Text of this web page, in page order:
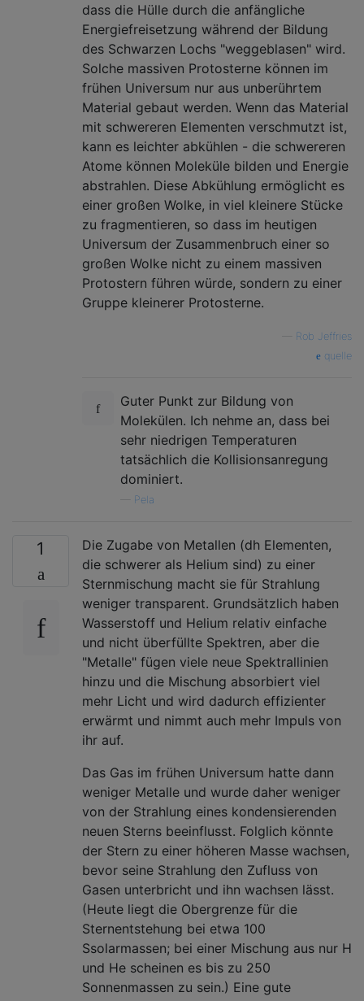
dass die Hülle durch die anfängliche
Energiefreisetzung während der Bildung
des Schwarzen Lochs "weggeblasen" wird.
Solche massiven Protosterne können im
frühen Universum nur aus unberührtem
Material gebaut werden. Wenn das Material
mit schwereren Elementen verschmutzt ist,
kann es leichter abkühlen - die schwereren
Atome können Moleküle bilden und Energie
abstrahlen. Diese Abkühlung ermöglicht es
einer großen Wolke, in viel kleinere Stücke
zu fragmentieren, so dass im heutigen
Universum der Zusammenbruch einer so
großen Wolke nicht zu einem massiven
Protostern führen würde, sondern zu einer
Gruppe kleinerer Protosterne.
Rob Jeffries
quelle
Guter Punkt zur Bildung von
Molekülen. Ich nehme an, dass bei
sehr niedrigen Temperaturen
tatsächlich die Kollisionsanregung
dominiert.
Pela
1
Die Zugabe von Metallen (dh Elementen,
die schwerer als Helium sind) zu einer
Sternmischung macht sie für Strahlung
weniger transparent. Grundsätzlich haben
Wasserstoff und Helium relativ einfache
und nicht überfüllte Spektren, aber die
"Metalle" fügen viele neue Spektrallinien
hinzu und die Mischung absorbiert viel
mehr Licht und wird dadurch effizienter
erwärmt und nimmt auch mehr Impuls von
ihr auf.
Das Gas im frühen Universum hatte dann
weniger Metalle und wurde daher weniger
von der Strahlung eines kondensierenden
neuen Sterns beeinflusst. Folglich könnte
der Stern zu einer höheren Masse wachsen,
bevor seine Strahlung den Zufluss von
Gasen unterbricht und ihn wachsen lässt.
(Heute liegt die Obergrenze für die
Sternentstehung bei etwa 100
Ssolarmassen; bei einer Mischung aus nur H
und He scheinen es bis zu 250
Sonnenmassen zu sein.) Eine gute